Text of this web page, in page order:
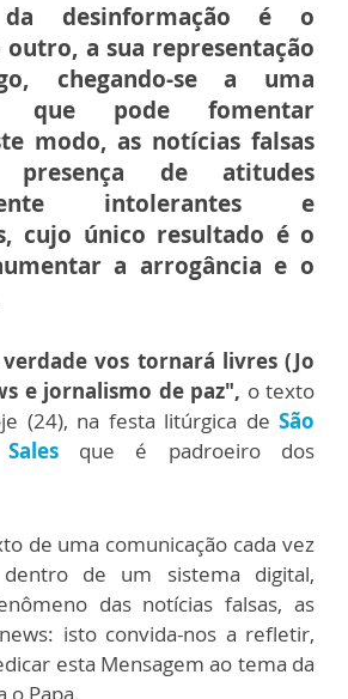
desinformação é o
a sua representação
chegando-se a uma
que pode fomentar
modo, as notícias falsas
de atitudes
intolerantes e
cujo único resultado é o
a arrogância e o
verdade vos tornará livres (Jo
e jornalismo de paz", o texto
(24), na festa litúrgica de São
que é padroeiro dos
de uma comunicação cada vez
de um sistema digital,
das notícias falsas, as
isto convida-nos a refletir,
esta Mensagem ao tema da